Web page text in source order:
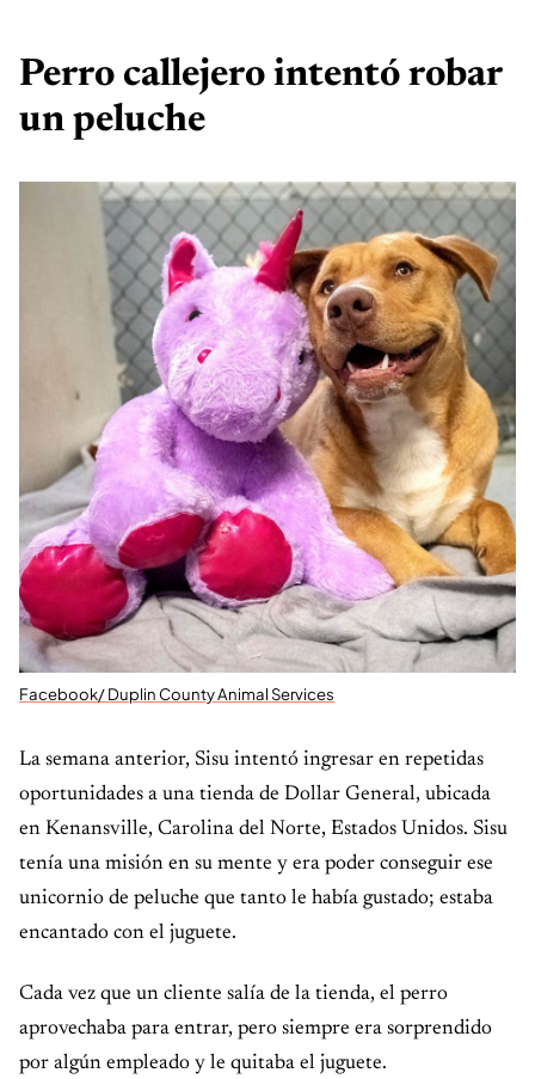
Perro callejero intentó robar
un peluche
Facebook/ Duplin County Animal Services
La semana anterior, Sisu intentó ingresar en repetidas
oportunidades a una tienda de Dollar General, ubicada
en Kenansville, Carolina del Norte, Estados Unidos. Sisu
tenía una misión en su mente y era poder conseguir ese
unicornio de peluche que tanto le había gustado; estaba
encantado con el juguete.
Cada vez que un cliente salía de la tienda, el perro
aprovechaba para entrar, pero siempre era sorprendido
por algún empleado y le quitaba el juguete.